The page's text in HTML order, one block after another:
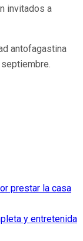
invitados a
antofagastina
prestar la casa
y entretenida